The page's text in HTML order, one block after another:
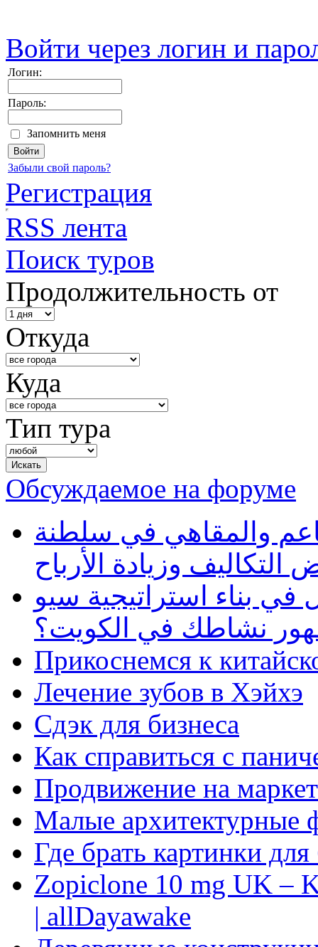
Войти через логин и
Логин:
Пароль:
Запомнить меня
Забыли свой пароль?
Регистрация
RSS лента
Поиск туров
Продолжительность от
Откуда
Куда
Тип тура
Обсуждаемое на форуме
والمقاهي في سلطنة
وزيادة الأرباح
بناء استراتيجية سيو
نشاطك في الكويت؟
Прикоснемся к
Лечение зубов в Хэйхэ
Сдэк для бизнеса
Как справиться с
Продвижение на
Малые архитектурные
Где брать картинки
Zopiclone 10 mg UK –
| allDayawake